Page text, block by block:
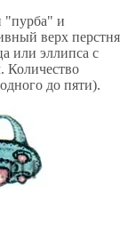
"пурба" и
верх перстня
или эллипса с
Количество
до пяти).